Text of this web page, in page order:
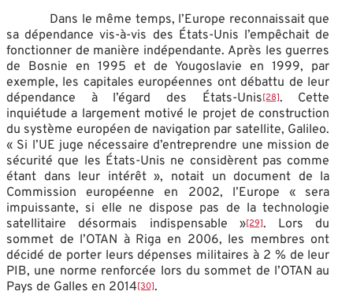
Dans le même temps, l’Europe reconnaissait que
sa dépendance vis-à-vis des États-Unis l’empêchait de
fonctionner de manière indépendante. Après les guerres
de Bosnie en 1995 et de Yougoslavie en 1999, par
exemple, les capitales européennes ont débattu de leur
dépendance à l’égard des États-Unis[28]. Cette
inquiétude a largement motivé le projet de construction
du système européen de navigation par satellite, Galileo.
« Si l’UE juge nécessaire d’entreprendre une mission de
sécurité que les États-Unis ne considèrent pas comme
étant dans leur intérêt », notait un document de la
Commission européenne en 2002, l’Europe « sera
impuissante, si elle ne dispose pas de la technologie
satellitaire désormais indispensable »[29]. Lors du
sommet de l’OTAN à Riga en 2006, les membres ont
décidé de porter leurs dépenses militaires à 2 % de leur
PIB, une norme renforcée lors du sommet de l’OTAN au
Pays de Galles en 2014 [30].